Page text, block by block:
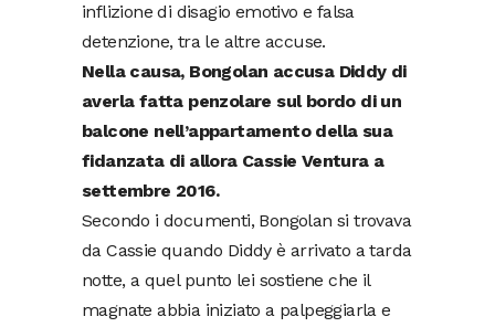
inflizione di disagio emotivo e falsa
detenzione, tra le altre accuse.
Nella causa, Bongolan accusa Diddy di
averla fatta penzolare sul bordo di un
balcone nell’appartamento della sua
fidanzata di allora Cassie Ventura a
settembre 2016.
Secondo i documenti, Bongolan si trovava
da Cassie quando Diddy è arrivato a tarda
notte, a quel punto lei sostiene che il
magnate abbia iniziato a palpeggiarla e